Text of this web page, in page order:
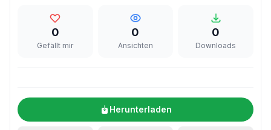
0
Gefällt mir
0
Ansichten
0
Downloads
Herunterladen